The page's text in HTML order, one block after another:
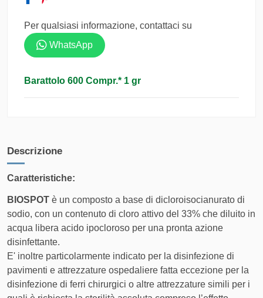
consegna stimata in 3-5 giorni e tracciabilità
Ritiro con vostro Corriere
resi
Espresso
FASCIA DI PESO
COSTO DI
Da 0 kg a 5.1 kg
12,50 €
Per qualsiasi informazione, contattaci su
WhatsApp
Barattolo 600 Compr.* 1 gr
Descrizione
Caratteristiche:
BIOSPOT è un composto a base di dicloroisocianurato di
sodio, con un contenuto di cloro attivo del 33% che diluito in
acqua libera acido ipocloroso per una pronta azione
disinfettante.
E' inoltre particolarmente indicato per la disinfezione di
pavimenti e attrezzature ospedaliere fatta eccezione per la
disinfezione di ferri chirurgici o altre attrezzature simili per i